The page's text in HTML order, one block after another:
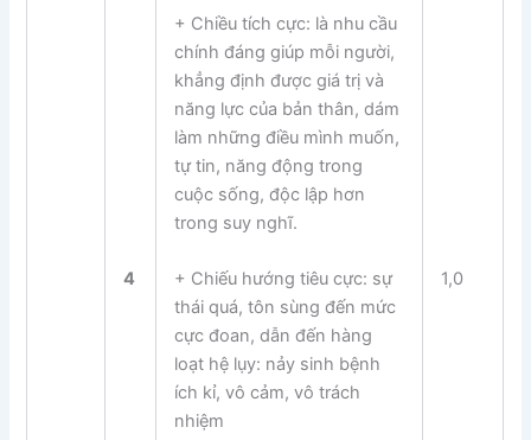
4
+ Chiều tích cực: là nhu cầu
chính đáng giúp mỗi người,
khẳng định được giá trị và
năng lực của bản thân, dám
làm những điều mình muốn,
tự tin, năng động trong
cuộc sống, độc lập hơn
trong suy nghĩ.
+ Chiếu hướng tiêu cực: sự
thái quá, tôn sùng đến mức
cực đoan, dẫn đến hàng
loạt hệ lụy: nảy sinh bệnh
ích kỉ, vô cảm, vô trách
nhiệm
1,0